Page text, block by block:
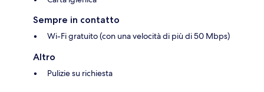
Sempre in contatto
Wi-Fi gratuito (con una velocità di più di 50 Mbps)
Altro
Pulizie su richiesta